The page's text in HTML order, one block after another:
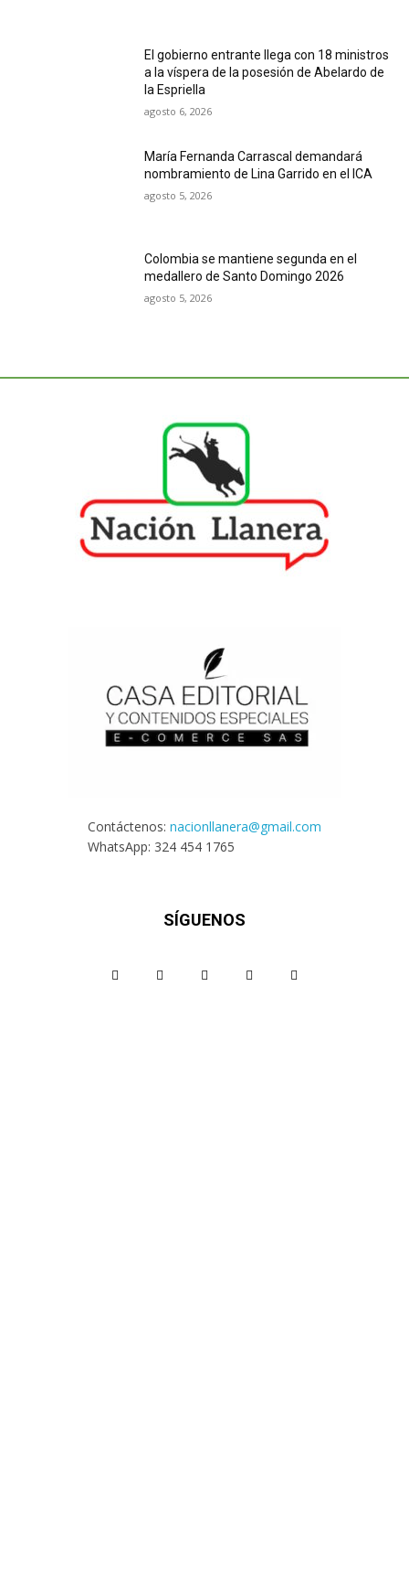
El gobierno entrante llega con 18 ministros
a la víspera de la posesión de Abelardo de
la Espriella
agosto 6, 2026
María Fernanda Carrascal demandará
nombramiento de Lina Garrido en el ICA
agosto 5, 2026
Colombia se mantiene segunda en el
medallero de Santo Domingo 2026
agosto 5, 2026
Contáctenos: nacionllanera@gmail.com
WhatsApp: 324 454 1765
SÍGUENOS